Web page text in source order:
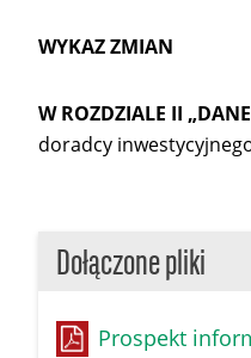
WYKAZ ZMIAN
W ROZDZIALE II
doradcy
Dołączone pliki
Prospekt